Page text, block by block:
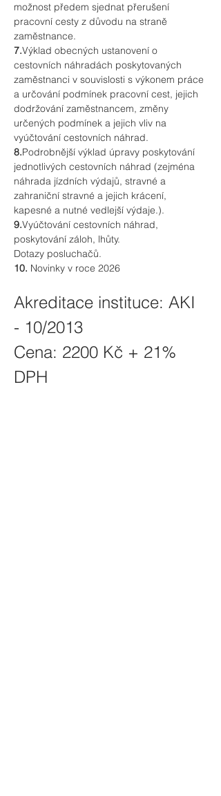
možnost předem sjednat přerušení
pracovní cesty z důvodu na straně
zaměstnance.
7.Výklad obecných ustanovení o
cestovních náhradách poskytovaných
zaměstnanci v souvislosti s výkonem práce
a určování podmínek pracovní cest, jejich
dodržování zaměstnancem, změny
určených podmínek a jejich vliv na
vyúčtování cestovních náhrad.
8.Podrobnější výklad úpravy poskytování
jednotlivých cestovních náhrad (zejména
náhrada jízdních výdajů, stravné a
zahraniční stravné a jejich krácení,
kapesné a nutné vedlejší výdaje.).
9.Vyúčtování cestovních náhrad,
poskytování záloh, lhůty.
Dotazy posluchačů.
10. Novinky v roce 2026
Akreditace instituce: AKI
- 10/2013
Cena: 2200 Kč + 21%
DPH